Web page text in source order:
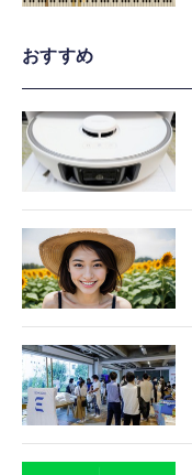
おすすめ